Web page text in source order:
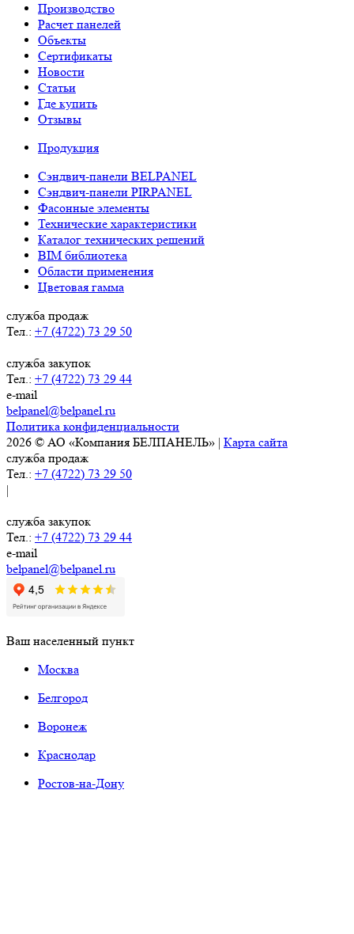
Производство
Расчет панелей
Объекты
Сертификаты
Новости
Статьи
Где купить
Отзывы
Продукция
Сэндвич-панели BELPANEL
Сэндвич-панели PIRPANEL
Фасонные элементы
Технические характеристики
Каталог технических решений
BIM библиотека
Области применения
Цветовая гамма
служба продаж
Тел.: +7 (4722) 73 29 50
служба закупок
Тел.: +7 (4722) 73 29 44
e-mail
belpanel@belpanel.ru
Политика конфиденциальности
2026 © АО «Компания БЕЛПАНЕЛЬ» | Карта сайта
служба продаж
Тел.: +7 (4722) 73 29 50
|
служба закупок
Тел.: +7 (4722) 73 29 44
e-mail
belpanel@belpanel.ru
Ваш населенный пункт
Москва
Белгород
Воронеж
Краснодар
Ростов-на-Дону